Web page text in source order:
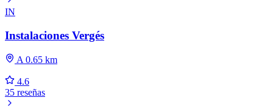
IN
Instalaciones Vergés
A 0.65 km
4.6
35 reseñas